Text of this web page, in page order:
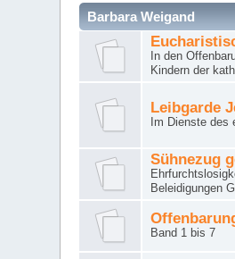
Barbara Weigand
In den
Kindern der
Leibgarde
Im Dienste des
Sühnezug
Beleidigungen
Band 1 bis 7